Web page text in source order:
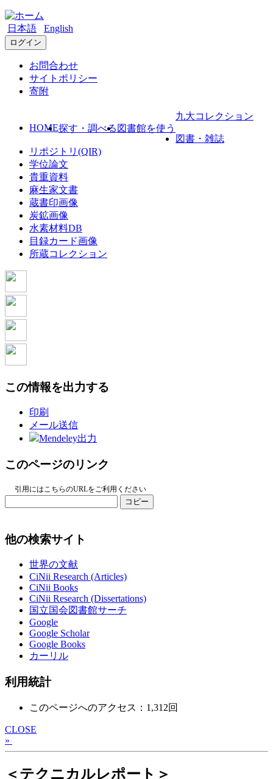
日本語 English
ログイン
お問合わせ
サイトポリシー
寄附
HOME探す・調べる 図書館を使う
九大コレクション
図書・雑誌
リポジトリ(QIR)
学位論文
貴重資料
麻生家文書
蔵書印画像
炭鉱画像
水素材料DB
目録カード画像
所蔵コレクション
この情報を出力する
印刷
メール送信
Mendeley出力
このページのリンク
引用にはこちらのURLをご利用ください
コピー
他の検索サイト
世界の文献
CiNii Research (Articles)
CiNii Books
CiNii Research (Dissertations)
国立国会図書館サーチ
Google
Google Scholar
Google Books
カーリル
利用統計
このページへのアクセス：1,312回
CLOSE
»
＜テクニカルレポート＞